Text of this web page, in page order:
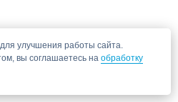
улучшения работы сайта.
вы соглашаетесь на обработку